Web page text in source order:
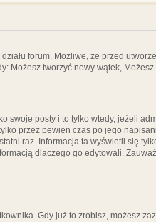
forum. Możliwe, że przed
Możesz tworzyć nowy wątek,
posty i to tylko wtedy, jeżeli
przez pewien czas po jego
raz. Informacja ta wyświetli się
dlaczego go edytowali.
Gdy już to zrobisz, możesz